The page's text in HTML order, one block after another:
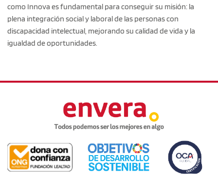
como Innova es fundamental para conseguir su misión: la
plena integración social y laboral de las personas con
discapacidad intelectual, mejorando su calidad de vida y la
igualdad de oportunidades.